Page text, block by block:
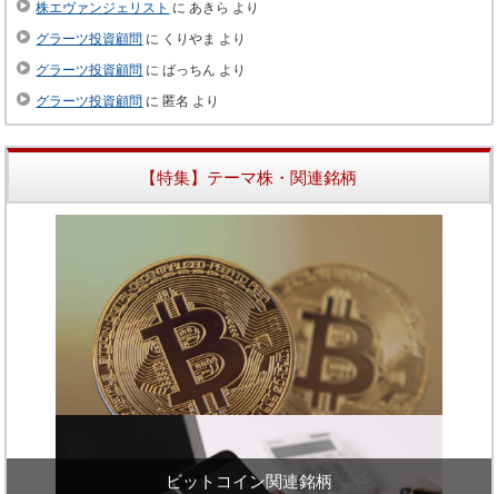
株エヴァンジェリスト に あきら より
グラーツ投資顧問 に くりやま より
グラーツ投資顧問 にばっちん より
グラーツ投資顧問 に匿名 より
【特集】テーマ株・関連銘柄
ビットコイン関連銘柄